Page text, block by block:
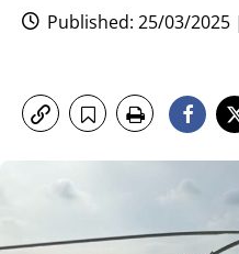
Published: 25/03/